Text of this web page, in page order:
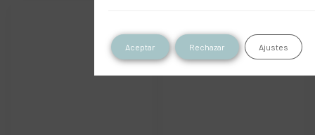
Aceptar Rechazar Ajustes